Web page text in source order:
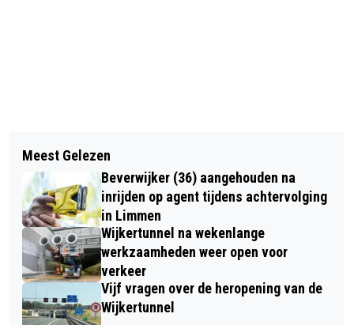
VALENTIJNSDAG: DAG WAAROP EEN
HARTENDIEF OP PAD IS
EERSTE INFORMATIEBEURS ERFRECHT
EN UITVAART VAN NEDERLAND IN
HEEMSKERK
Meest Gelezen
Beverwijker (36) aangehouden na
inrijden op agent tijdens achtervolging
in Limmen
Wijkertunnel na wekenlange
werkzaamheden weer open voor
verkeer
Vijf vragen over de heropening van de
Wijkertunnel